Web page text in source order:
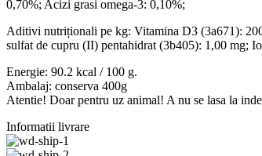
0,70%; Acizi grasi omega-3: 0,10%;
Aditivi nutriționali pe kg: Vitamina D3 (3a671):
sulfat de cupru (II) pentahidrat (3b405): 1,00 mg;
Energie: 90.2 kcal / 100 g.
Ambalaj: conserva 400g
Atentie! Doar pentru uz animal! A nu se lasa la
Informatii livrare